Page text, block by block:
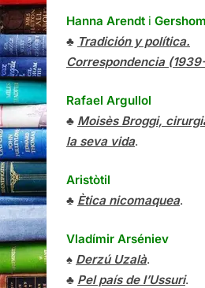
Hanna Arendt i
♣ Tradición y política.
Correspondencia
Rafael Argullol
♣ Moisès Broggi,
la seva vida.
Aristòtil
♣ Ètica nicomaquea.
Vladímir Arséniev
♠ Derzú Uzalà.
♣ Pel país de l’Ussuri.